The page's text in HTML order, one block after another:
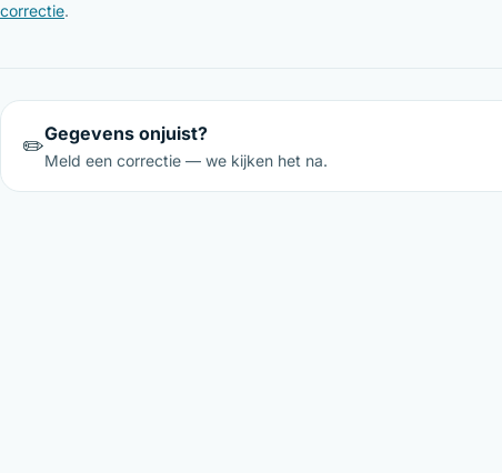
correctie.
✏️Gegevens onjuist?
Meld een correctie — we kijken het na.